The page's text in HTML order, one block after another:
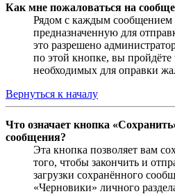
Как мне пожаловаться на
Рядом с каждым сообщением
предназначенную для
это разрешено
по этой кнопке, вы пройдёте
необходимых для оправки
Вернуться к началу
Что означает кнопка
сообщения?
Эта кнопка позволяет вам
того, чтобы закончить и
загрузки сохранённого
«Черновики» личного